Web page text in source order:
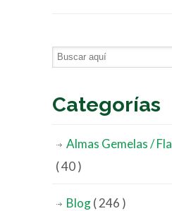
Categorías
Almas Gemelas /
( 40 )
Blog( 246 )